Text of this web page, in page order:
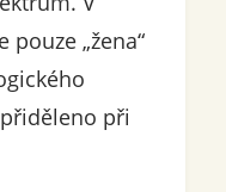
„žena“
při